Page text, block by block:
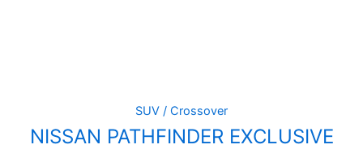
SUV / Crossover
NISSAN PATHFINDER EXCLUSIVE